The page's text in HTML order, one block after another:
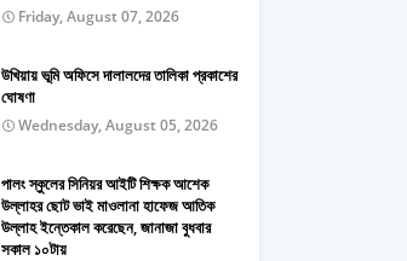
Friday, August 07, 2026
উখিয়ায় ভূমি অফিসে দালালদের তালিকা প্রকাশের
ঘোষণা
Wednesday, August 05, 2026
পালং স্কুলের সিনিয়র আইটি শিক্ষক আশেক
উল্লাহর ছোট ভাই মাওলানা হাফেজ আতিক
উল্লাহ ইন্তেকাল করেছেন, জানাজা বুধবার
সকাল ১০টায়